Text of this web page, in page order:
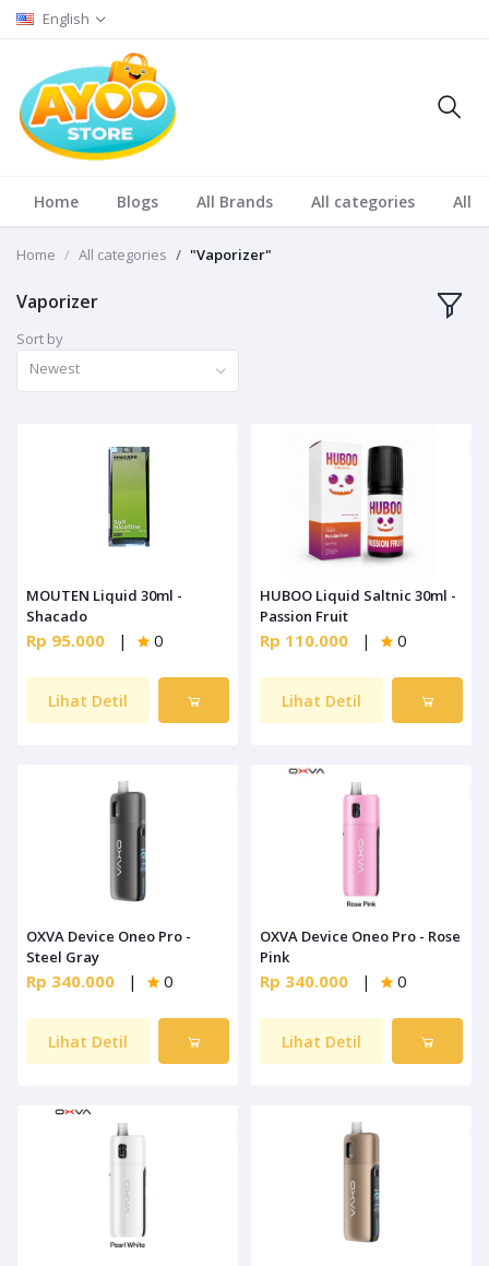
English
Home Blogs All Brands All categories All
Home All categories "Vaporizer"
Vaporizer
Sort by
Newest
MOUTEN Liquid 30ml -
Shacado
Rp 95.000 | 0
Lihat Detil
HUBOO Liquid Saltnic 30ml -
Passion Fruit
Rp 110.000 | 0
Lihat Detil
OXVA Device Oneo Pro -
Steel Gray
Rp 340.000 | 0
Lihat Detil
OXVA Device Oneo Pro - Rose
Pink
Rp 340.000 | 0
Lihat Detil